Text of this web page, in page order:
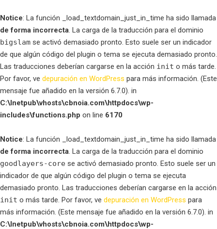
Notice: La función _load_textdomain_just_in_time ha sido llamada
de forma incorrecta. La carga de la traducción para el dominio
bigslam se activó demasiado pronto. Esto suele ser un indicador
de que algún código del plugin o tema se ejecuta demasiado pronto.
Las traducciones deberían cargarse en la acción init o más tarde.
Por favor, ve depuración en WordPress para más información. (Este
mensaje fue añadido en la versión 6.7.0). in
C:\Inetpub\vhosts\cbnoia.com\httpdocs\wp-
includes\functions.php on line 6170
Notice: La función _load_textdomain_just_in_time ha sido llamada
de forma incorrecta. La carga de la traducción para el dominio
goodlayers-core se activó demasiado pronto. Esto suele ser un
indicador de que algún código del plugin o tema se ejecuta
demasiado pronto. Las traducciones deberían cargarse en la acción
init o más tarde. Por favor, ve depuración en WordPress para
más información. (Este mensaje fue añadido en la versión 6.7.0). in
C:\Inetpub\vhosts\cbnoia.com\httpdocs\wp-